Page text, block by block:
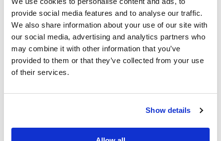
provide social media features and to analyse our traffic.
We also share information about your use of our site with
our social media, advertising and analytics partners who
may combine it with other information that you’ve
provided to them or that they’ve collected from your use
of their services.
Show details
Lepiastrelle di Cooperativa Ceramica
d’Imolavengonoprodotte utilizzando materie prime
selezionatee particolarmente pure, soggette alle più
moderne tecnologie di estrazione e controllo.
L’elevata forza di pressatura permette di ottenere, dopo
Durante la fase di usura della superficie ceramica,eventuali